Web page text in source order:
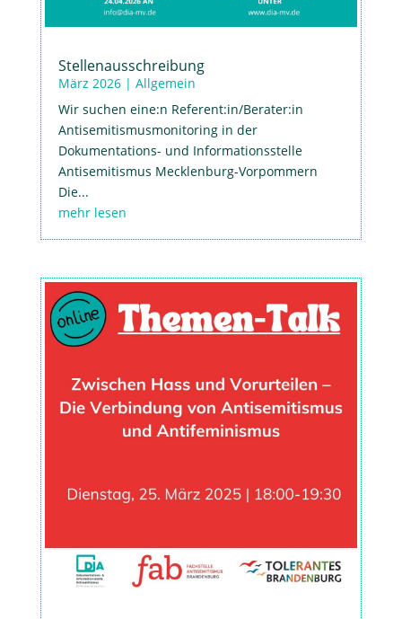
Stellenausschreibung
März 2026| Allgemein
Wir suchen eine:n Referent:in/Berater:in
Antisemitismusmonitoring in der
Dokumentations- und Informationsstelle
Antisemitismus Mecklenburg-Vorpommern
Die...
mehr lesen